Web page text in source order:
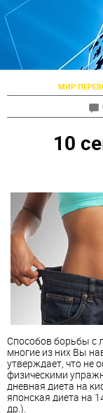
МИР
10
Способов борьбы с
многие из них Вы
утверждает, что не
физическими
дневная диета на
японская диета на
др.).